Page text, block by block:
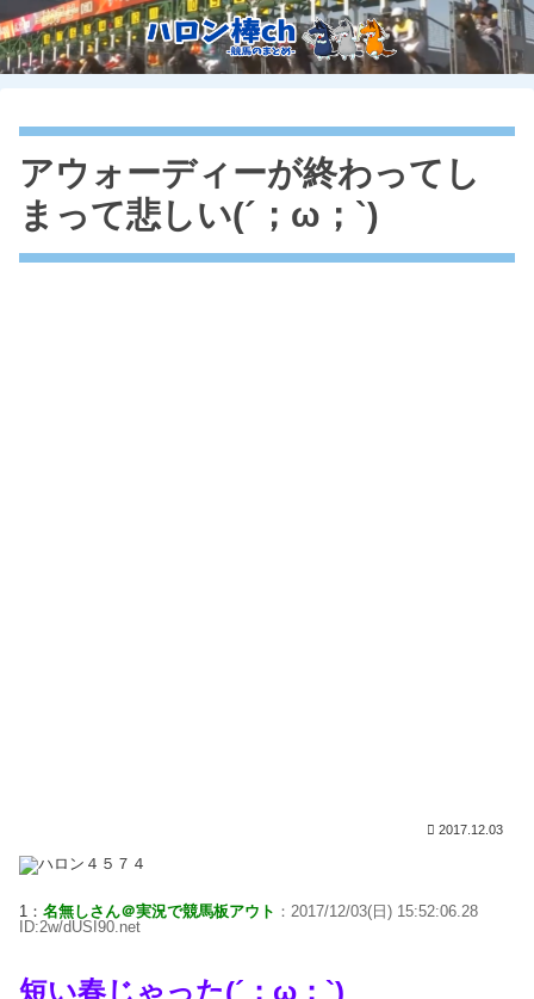
アウォーディーが終わってし
まって悲しい(´；ω；`)
2017.12.03
1： 名無しさん＠実況で競馬板アウト ：2017/12/03(日) 15:52:06.28
ID:2w/dUSI90.net
短い春じゃった(´；ω；`)